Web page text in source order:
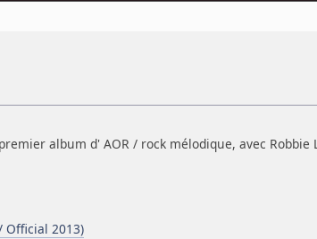
album d' AOR / rock mélodique, avec Robbie
Official 2013)